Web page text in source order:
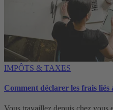
IMPÔTS & TAXES
Comment déclarer les frais
Vous travaillez depuis chez vous